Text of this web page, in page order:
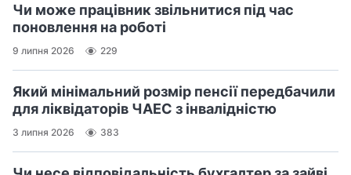
Чи може працівник звільнитися під час
поновлення на роботі
9 липня 2026 229
Який мінімальний розмір пенсії передбачили
для ліквідаторів ЧАЕС з інвалідністю
3 липня 2026 383